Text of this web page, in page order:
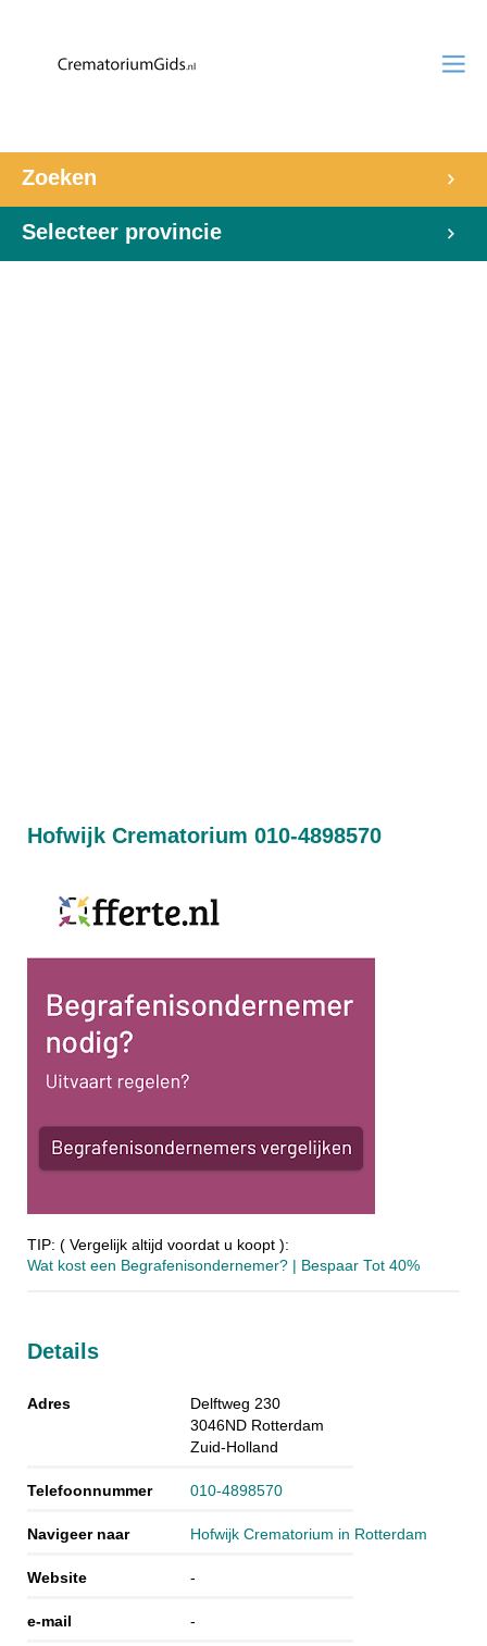
Zoeken
Selecteer provincie
Hofwijk Crematorium 010-4898570
TIP: ( Vergelijk altijd voordat u koopt ):
Wat kost een Begrafenisondernemer? | Bespaar Tot 40%‎
Details
Adres
Delftweg 230
3046ND Rotterdam
Zuid-Holland
Telefoonnummer 010-4898570
Navigeer naar Hofwijk Crematorium in Rotterdam
Website -
e-mail -